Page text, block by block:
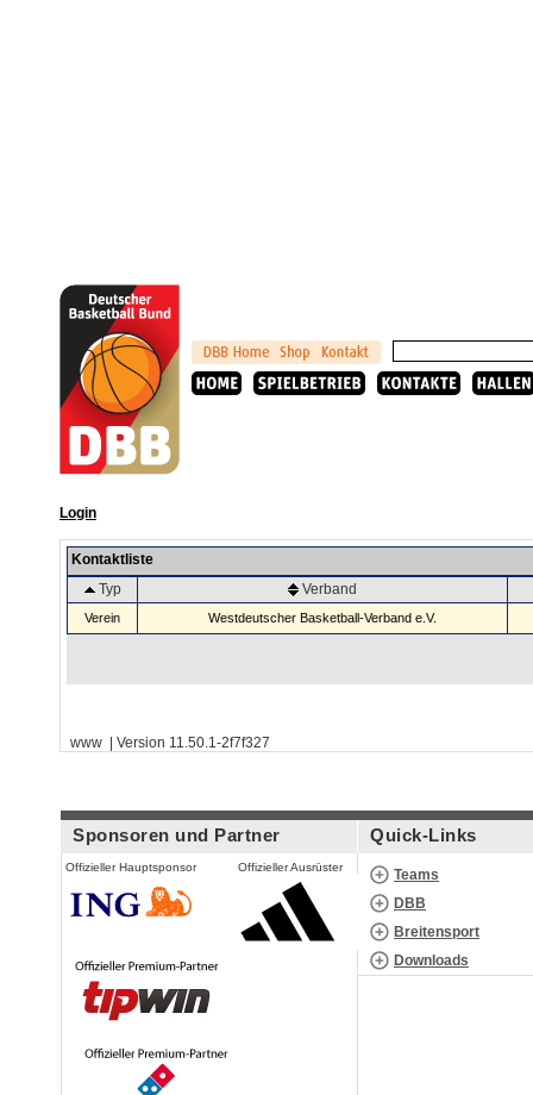
Login
Kontaktliste
Typ
Verband
Verein Westdeutscher Basketball-Verband e.V.
www | Version 11.50.1-2f7f327
Sponsoren und Partner
Offizieller Hauptsponsor Offizieller Ausrüster
Quick-Links
Teams
DBB
Breitensport
Downloads